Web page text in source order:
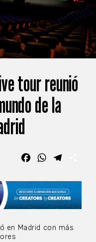
tour reunió
de la
FacebookWhatsApp
en Madrid con más